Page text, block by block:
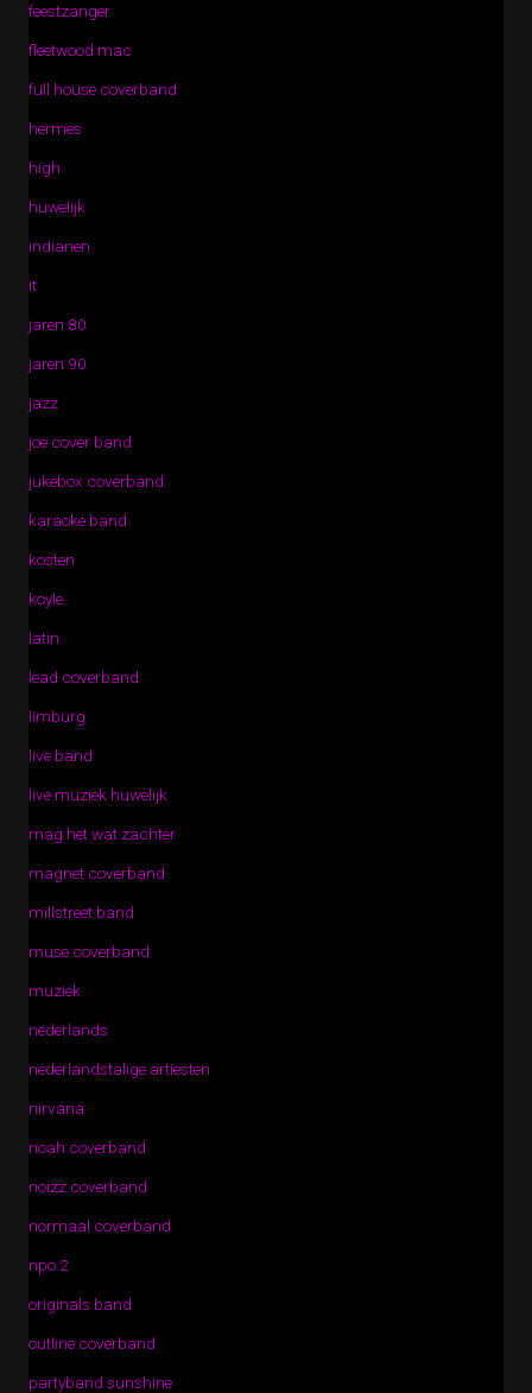
feestzanger
fleetwood mac
full house coverband
hermes
high
huwelijk
indianen
it
jaren 80
jaren 90
jazz
joe cover band
jukebox coverband
karaoke band
kosten
koyle
latin
lead coverband
limburg
live band
live muziek huwelijk
mag het wat zachter
magnet coverband
millstreet band
muse coverband
muziek
nederlands
nederlandstalige artiesten
nirvana
noah coverband
noizz coverband
normaal coverband
npo 2
originals band
outline coverband
partyband sunshine